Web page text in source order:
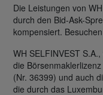
Die Leistungen von
durch den Bid-Ask-
kompensiert.
WH SELFINVEST
die
(Nr. 36399) und auch
die durch das